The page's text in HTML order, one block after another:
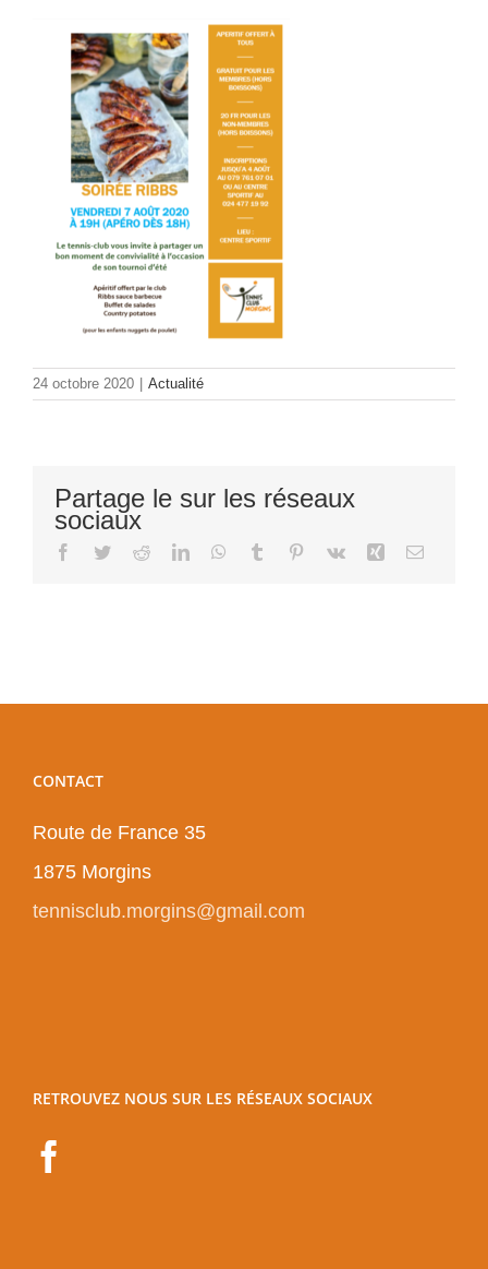
24 octobre 2020 Actualité
Partage le sur les réseaux
sociaux
Facebook
TwitterRedditLinkedInWhatsApp
Tumblr Pinterest
Vk Xing Email
CONTACT
Route de France 35
1875 Morgins
tennisclub.morgins@gmail.com
RETROUVEZ NOUS SUR LES RÉSEAUX SOCIAUX